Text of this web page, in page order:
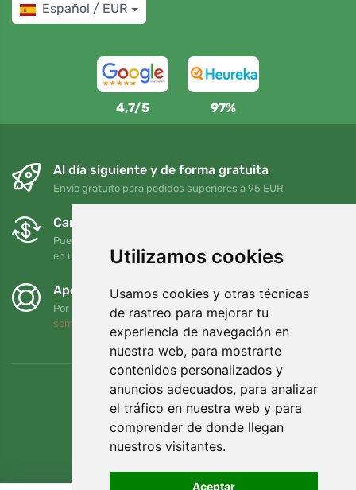
Utilizamos cookies
Usamos cookies y otras técnicas
de rastreo para mejorar tu
experiencia de navegación en
nuestra web, para mostrarte
contenidos personalizados y
anuncios adecuados, para analizar
el tráfico en nuestra web y para
comprender de donde llegan
nuestros visitantes.
Aceptar
Español / EUR
4,7/5 97%
Al día siguiente y de forma gratuita
Envío gratuito para pedidos superiores a 95 EUR
Cambios y devoluciones gratuitos
Puede devolver o cambiar su pedido en cualquier momento
en un plazo de 90 días
Apoyamos a Trees.org
Por cada pedido plantamos un árbol. Leer más
somos